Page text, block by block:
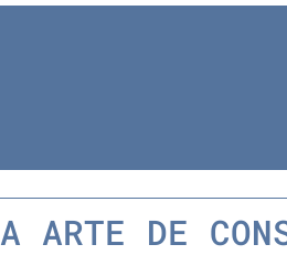
A ARTE DE